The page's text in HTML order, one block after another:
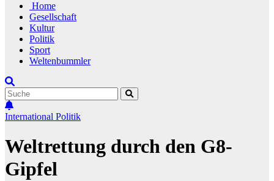
Home
Gesellschaft
Kultur
Politik
Sport
Weltenbummler
International Politik
Weltrettung durch den G8-
Gipfel